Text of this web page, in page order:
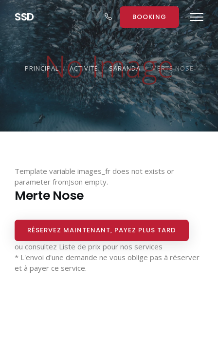
SSD BOOKING
PRINCIPAL ACTIVITÉ SARANDA MERTE NOSE
Template variable images_fr does not exists or
parameter fromJson empty.
Merte Nose
RÉSERVEZ MAINTENANT, PAYEZ PLUS TARD
ou consultez Liste de prix pour nos services
* L'envoi d'une demande ne vous oblige pas à réserver
et à payer ce service.